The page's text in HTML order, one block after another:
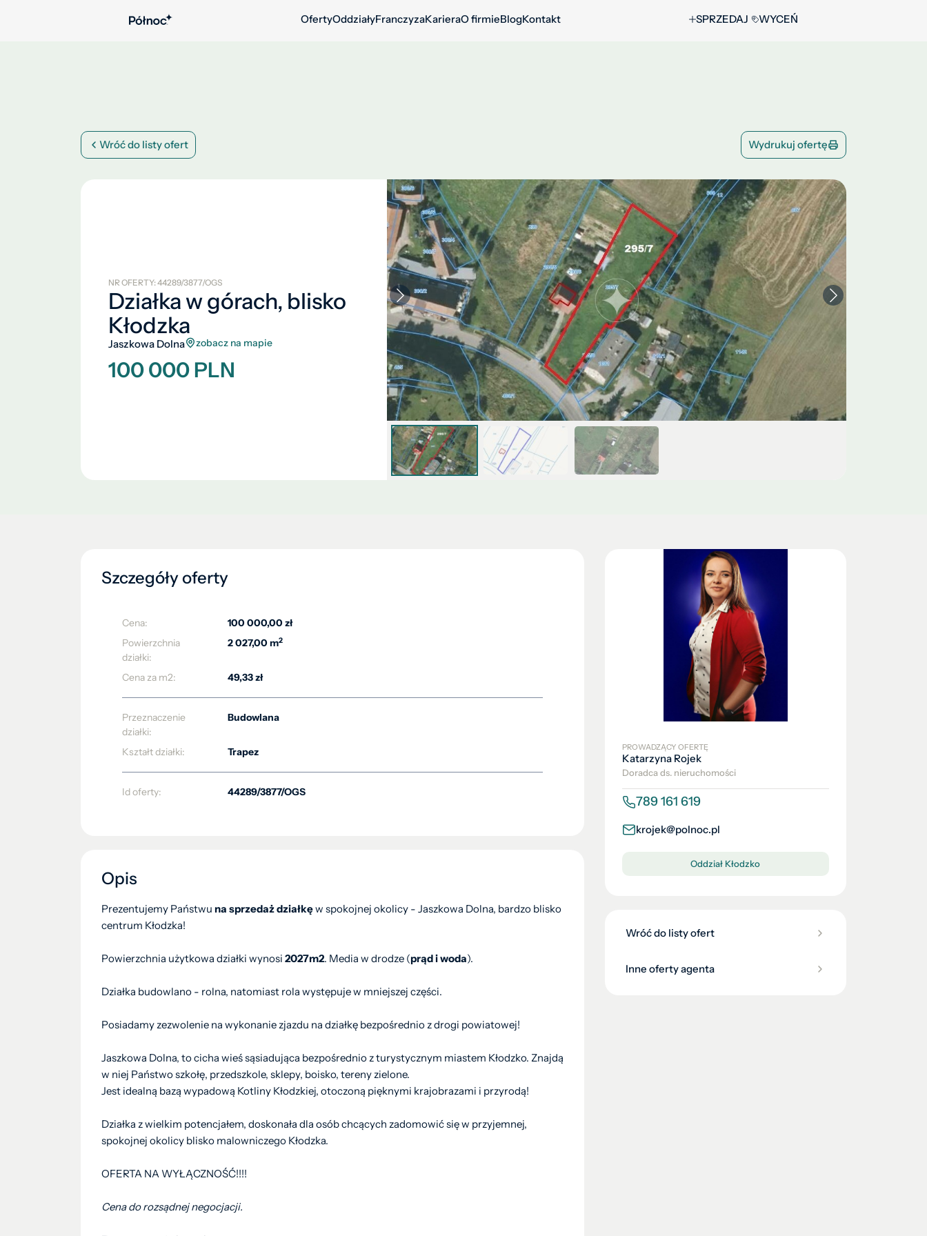
OfertyOddziałyFranczyzaKarieraO firmieBlogKontakt SPRZEDAJ WYCEŃ
Wróć do listy ofert Wydrukuj ofertę
NR OFERTY: 44289/3877/OGS
Działka w górach, blisko
Kłodzka
Jaszkowa Dolna zobacz na mapie
100 000 PLN
Szczegóły oferty
Cena:
100 000,00 zł
Powierzchnia
działki:
2 027,00 m2
Cena za m2: 49,33 zł
Przeznaczenie
działki:
Budowlana
Kształt działki: Trapez
Id oferty: 44289/3877/OGS
Opis
Prezentujemy Państwu na sprzedaż działkęw spokojnej okolicy - Jaszkowa Dolna, bardzo blisko
centrum Kłodzka!
Powierzchnia użytkowa działki wynosi 2027m2. Media w drodze (prąd i woda).
Działka budowlano - rolna, natomiast rola występuje w mniejszej części.
Posiadamy zezwolenie na wykonanie zjazdu na działkę bezpośrednio z drogi powiatowej!
Jaszkowa Dolna, to cicha wieś sąsiadująca bezpośrednio z turystycznym miastem Kłodzko. Znajdą
w niej Państwo szkołę, przedszkole, sklepy, boisko, tereny zielone.
Jest idealną bazą wypadową Kotliny Kłodzkiej, otoczoną pięknymi krajobrazami i przyrodą!
Działka z wielkim potencjałem, doskonała dla osób chcących zadomowić się w przyjemnej,
spokojnej okolicy blisko malowniczego Kłodzka.
OFERTA NA WYŁĄCZNOŚĆ!!!!
Cena do rozsądnej negocjacji.
PROWADZĄCY OFERTĘ
Katarzyna Rojek
Doradca ds. nieruchomości
789 161 619
krojek@polnoc.pl
Oddział Kłodzko
Wróć do listy ofert
Inne oferty agenta